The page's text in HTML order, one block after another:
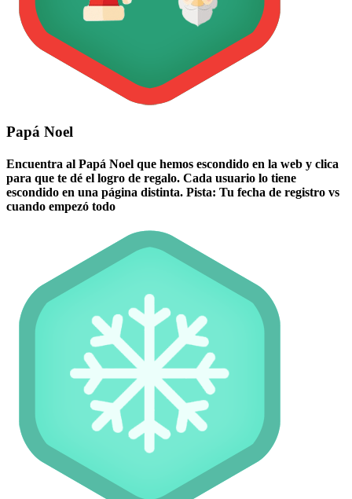
Papá Noel
Encuentra al Papá Noel que hemos escondido en la web y clica
para que te dé el logro de regalo. Cada usuario lo tiene
escondido en una página distinta. Pista: Tu fecha de registro vs
cuando empezó todo